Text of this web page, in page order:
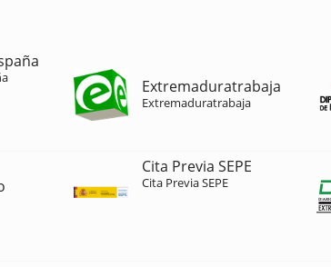
Extremaduratrabaja
Extremaduratrabaja
Cita Previa SEPE
Cita Previa SEPE